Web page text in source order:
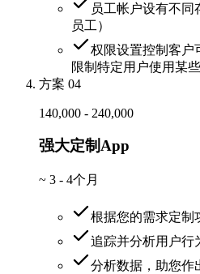
员工帐户设有不
员工）
权限设置控制客户
限制特定用户使用某些
方案 04
140,000 - 240,000
强大定制App
~ 3 - 4个月
根据您的需求定制
追踪并分析用户行
分析数据，助您作